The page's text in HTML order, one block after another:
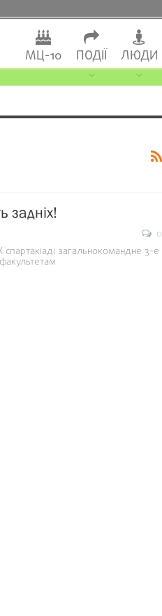
МЦ-10 ПОДІЇ ЛЮДИ
задніх!
0
спартакіаді загальнокомандне 3-е